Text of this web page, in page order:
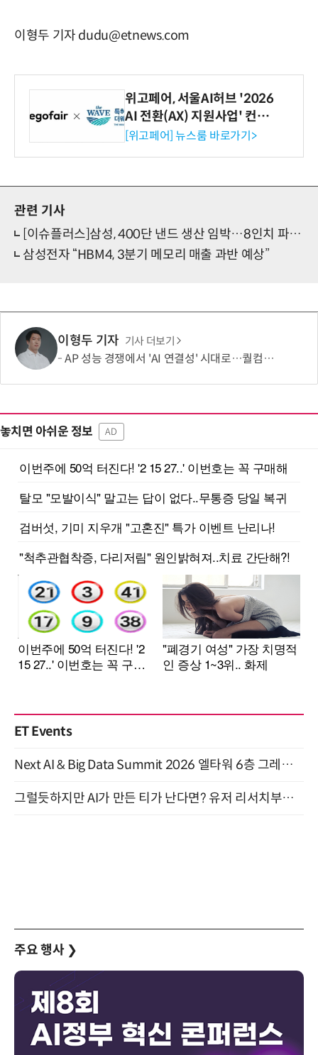
이형두 기자 dudu@etnews.com
위고페어, 서울AI허브 '2026
AI 전환(AX) 지원사업' 컨소
시엄 선정
[위고페어] 뉴스룸 바로가기>
관련 기사
[이슈플러스]삼성, 400단 낸드 생산 임박…8인치 파운드리 전환도 주요 과제
삼성전자 “HBM4, 3분기 메모리 매출 과반 예상”
이형두 기자 기사 더보기
AP 성능 경쟁에서 'AI 연결성' 시대로…퀄컴 영역 확장 본격화
놓치면 아쉬운 정보 AD
ET Events
Next AI & Big Data Summit 2026 엘타워 6층 그레이스홀 개최 (9/18)
그럴듯하지만 AI가 만든 티가 난다면? 유저 리서치부터 배포까지! (9/15)
주요 행사 ❯